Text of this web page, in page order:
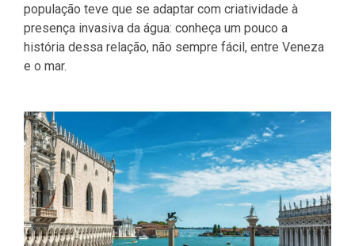
população teve que se adaptar com criatividade à
presença invasiva da água: conheça um pouco a
história dessa relação, não sempre fácil, entre Veneza
e o mar.